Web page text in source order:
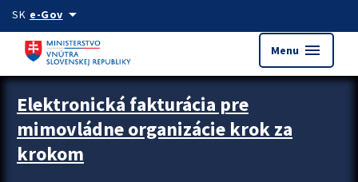
Preskocit na hlavný obsah
SK e-Govarrow_drop_down
Menu menu
Zastavit automatický posun upútavok
Elektronická fakturácia pre
mimovládne organizácie krok za
krokom